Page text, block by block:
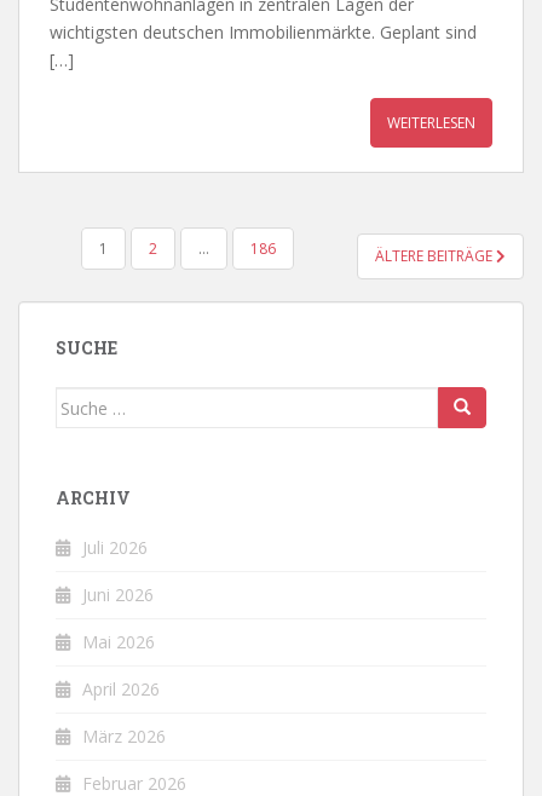
wichtigsten deutschen Immobilienmärkte. Geplant sind
[…]
WEITERLESEN
BEITRAGSNAVIGATION
1 2 … 186 ÄLTERE BEITRÄGE
SUCHE
Suche
ARCHIV
Juli 2026
Juni 2026
Mai 2026
April 2026
März 2026
Februar 2026